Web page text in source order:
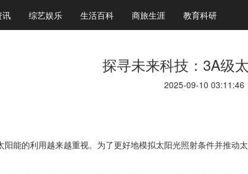
讯 综艺娱乐 生活百科 商旅生涯 教育科研
探寻未来科技：3A级
2025-09-10 03:11:46
能的利用越来越重视。为了更好地模拟太阳光照射条件并推